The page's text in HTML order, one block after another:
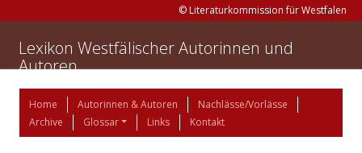
© Literaturkommission für Westfalen
Lexikon Westfälischer Autorinnen und
Autoren
Home Autorinnen & Autoren
Nachlässe/Vorlässe
Archive
Glossar Links Kontakt